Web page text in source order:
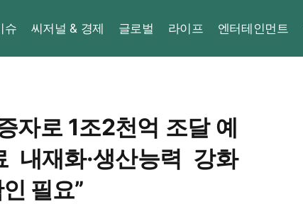
슈 씨저널 & 경제 글로벌 라이프 엔터테인먼트
자로 1조2천억 조달 예
내재화·생산능력 강화
필요”